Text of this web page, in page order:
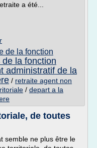
a été...
de la fonction
de la fonction
administratif de la
/ retraite agent non
/ depart a la
de toutes
semble ne plus être le